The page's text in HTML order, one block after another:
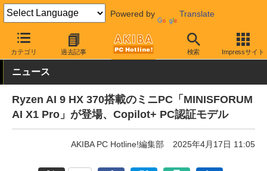
Powered by Translate
カテゴリ 過去記事 検索 Impressサイト
AKIBA PC Hotline! PC本体・ソフト 小型PC
ニュース
Ryzen AI 9 HX 370搭載のミニPC「MINISFORUM
AI X1 Pro」が登場、Copilot+ PC認証モデル
AKIBA PC Hotline!編集部 2025年4月17日 11:05